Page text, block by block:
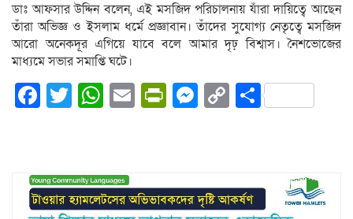
ডাঃ আফসার উদ্দিন বলেন, এই মসজিদ পরিচালনায় যাঁরা দায়িত্বে আছেন
তাঁরা অভিজ্ঞ ও ইসলাম ধর্মে প্রজ্ঞাবান। তাঁদের সুযোগ্য নেতৃত্বে মসজিদ
আরো অনেকদূর এগিয়ে যাবে বলে আমার দৃঢ় বিশ্বাস। নৈশভোজের
মাধ্যমে সভার সমাপ্তি ঘটে।
Facebook
Twitter
WhatsApp
EmailPrintFriendly
Messenger
CopyShare